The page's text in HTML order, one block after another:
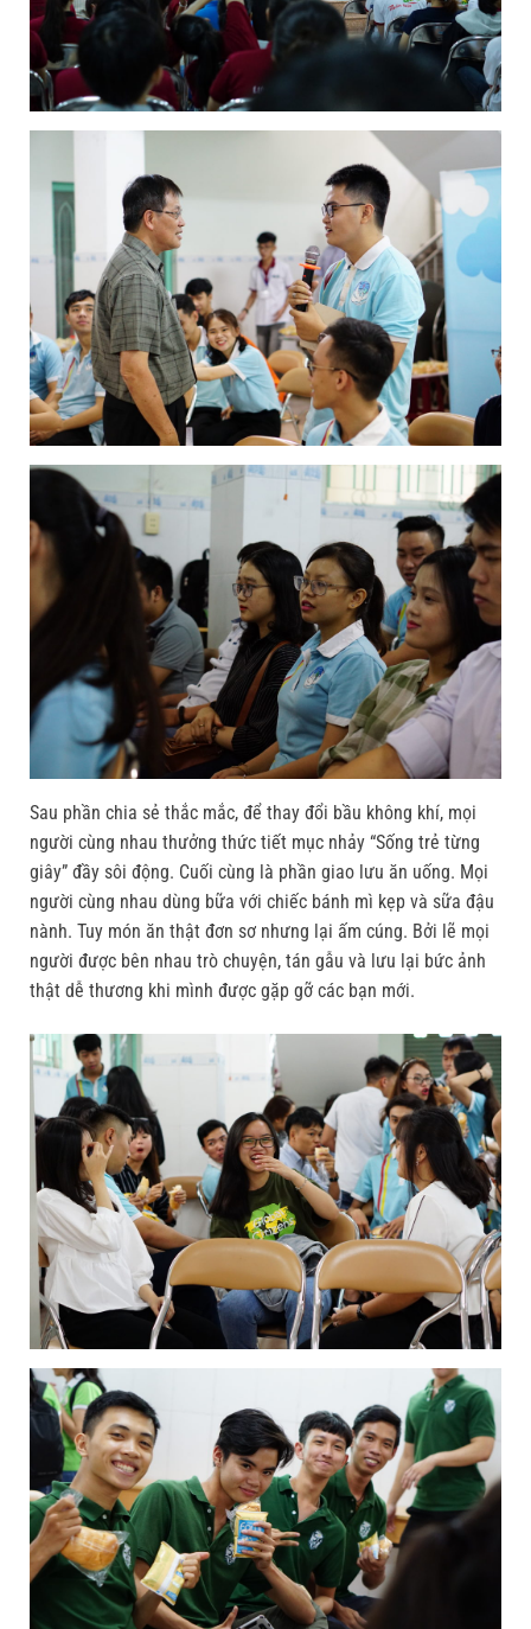
Sau phần chia sẻ thắc mắc, để thay đổi bầu không khí, mọi
người cùng nhau thưởng thức tiết mục nhảy “Sống trẻ từng
giây” đầy sôi động. Cuối cùng là phần giao lưu ăn uống. Mọi
người cùng nhau dùng bữa với chiếc bánh mì kẹp và sữa đậu
nành. Tuy món ăn thật đơn sơ nhưng lại ấm cúng. Bởi lẽ mọi
người được bên nhau trò chuyện, tán gẫu và lưu lại bức ảnh
thật dễ thương khi mình được gặp gỡ các bạn mới.